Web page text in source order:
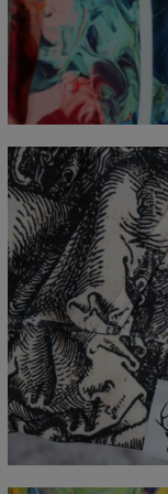
CM
A - Długość
B - Sz. klatki
C - Długość